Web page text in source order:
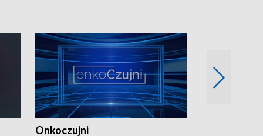
Onkoczujni